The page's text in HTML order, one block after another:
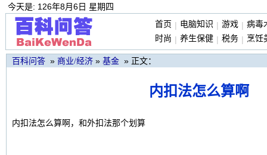
今天是: 126年8月6日 星期四
首页 | 电脑知识 | 游戏 | 病毒
时尚 | 养生保健 | 税务 | 烹饪
百科问答 » 商业/经济 » 基金 » 正文：
内扣法怎么算啊
内扣法怎么算啊，和外扣法那个划算